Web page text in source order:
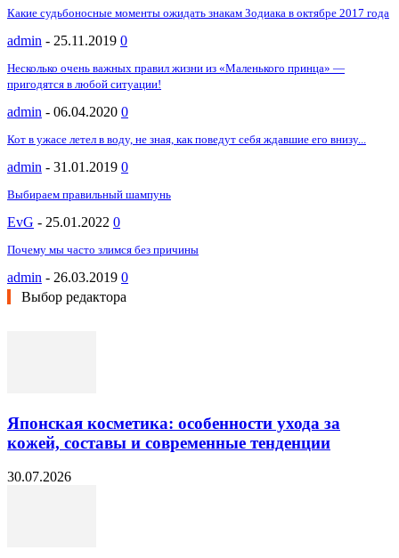
Какие судьбоносные моменты ожидать знакам Зодиака в октябре 2017 года
admin - 25.11.2019 0
Несколько очень важных правил жизни из «Маленького принца» —
пригодятся в любой ситуации!
admin - 06.04.2020 0
Кот в ужасе летел в воду, не зная, как поведут себя ждавшие его внизу...
admin - 31.01.2019 0
Выбираем правильный шампунь
EvG - 25.01.2022 0
Почему мы часто злимся без причины
admin - 26.03.2019 0
Выбор редактора
Японская косметика: особенности ухода за
кожей, составы и современные тенденции
30.07.2026